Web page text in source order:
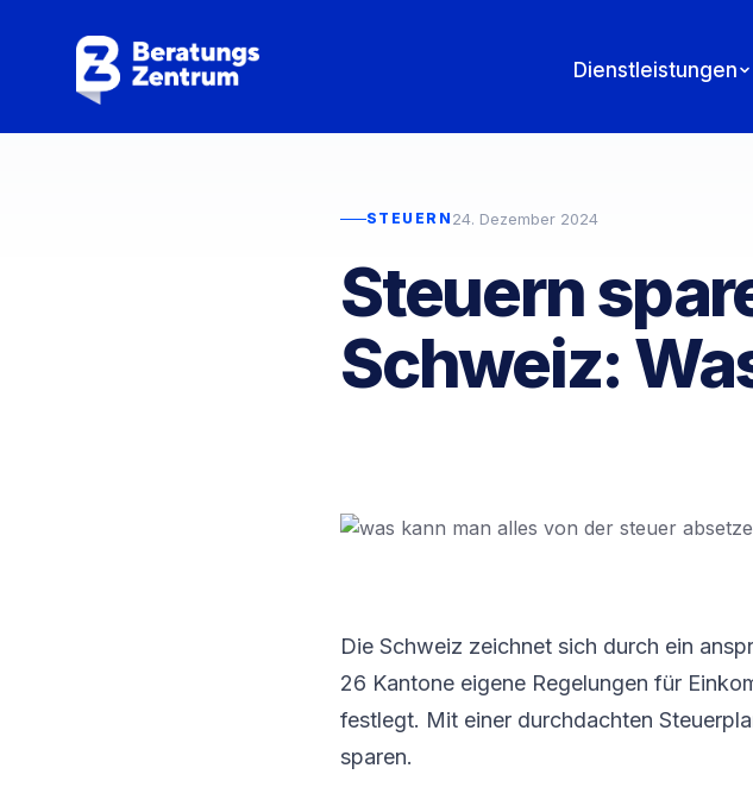
Dienstleistungen
STEUERN 24. Dezember 2024
Steuern
Schweiz:
Die Schweiz zeichnet sich durch ein
26 Kantone eigene Regelungen für
festlegt. Mit einer durchdachten
sparen.